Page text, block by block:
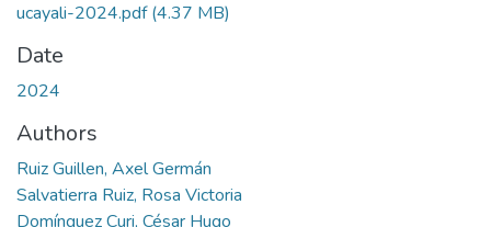
ucayali-2024.pdf(4.37 MB)
Date
2024
Authors
Ruiz Guillen, Axel Germán
Salvatierra Ruiz, Rosa Victoria
Domínguez Curi, César Hugo